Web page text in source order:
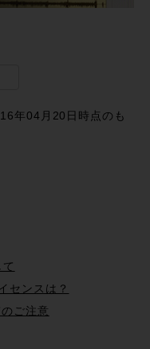
年04月20日時点のも
センスは？
ご注意